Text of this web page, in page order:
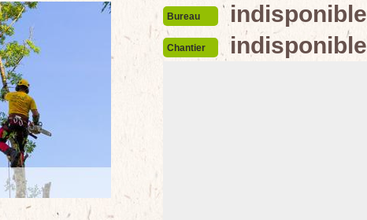
Bureau indisponible
Chantier indisponible